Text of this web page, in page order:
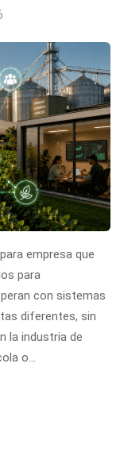
empresa que
para
con sistemas
diferentes, sin
la industria de
o…